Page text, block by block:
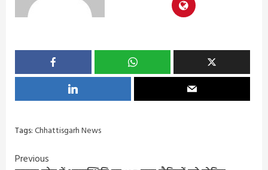
Tags:Chhattisgarh News
Continue
Previous